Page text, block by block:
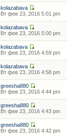
kolazabava
Вт фев 23, 2016 5:01 pm
kolazabava
Вт фев 23, 2016 5:00 pm
kolazabava
Вт фев 23, 2016 4:59 pm
kolazabava
Вт фев 23, 2016 4:58 pm
greesha880
Вт фев 23, 2016 4:44 pm
greesha880
Вт фев 23, 2016 4:43 pm
greesha880
Вт фев 23, 2016 4:42 pm